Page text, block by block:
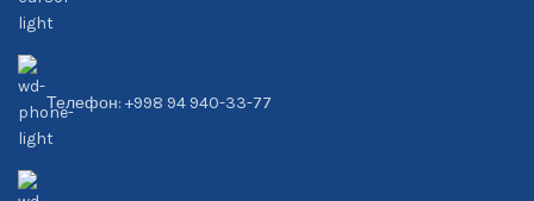
Телефон: +998 94 940-33-77